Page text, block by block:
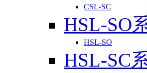
CSL-SC
HSL-SO
HSL-SO
HSL-SC